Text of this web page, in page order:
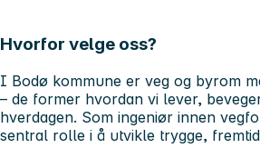
Hvorfor velge oss?
I Bodø kommune er veg og byrom
– de former hvordan vi lever,
hverdagen. Som ingeniør innen
sentral rolle i å utvikle trygge,